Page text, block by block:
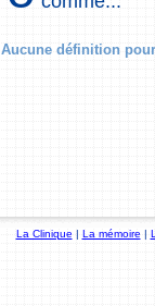
Aucune définition
La Clinique | La mémoire|